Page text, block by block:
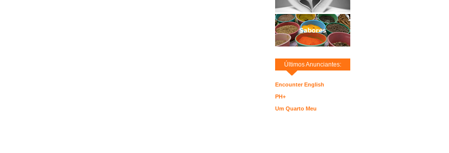
Últimos Anunciantes:
Encounter English
PH+
Um Quarto Meu